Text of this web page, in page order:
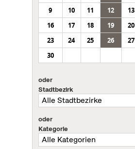
9
10 11 12 13
16
17 18 19 20
23
24 25 26 27
30
oder
Stadtbezirk
oder
Kategorie